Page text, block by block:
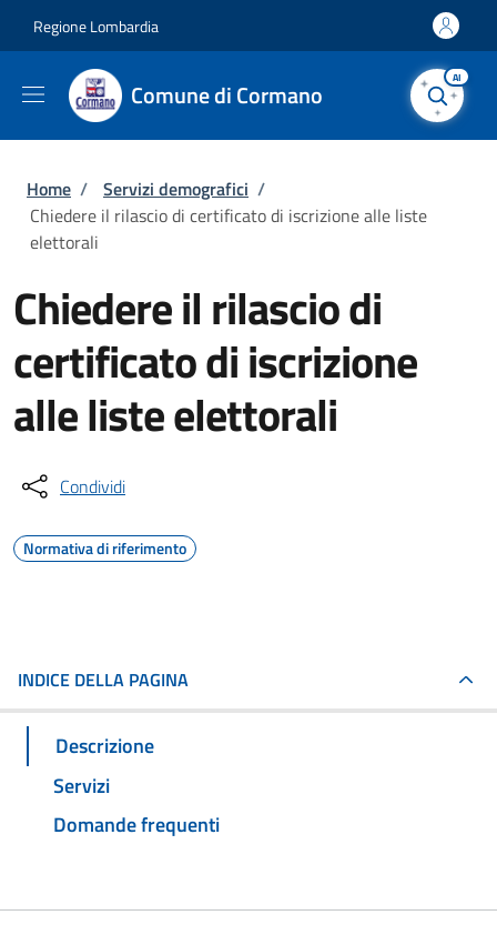
Regione Lombardia
Comune di Cormano
AI
Briciole di pane
Home / Servizi demografici /
Chiedere il rilascio di certificato di iscrizione alle liste
elettorali
Chiedere il rilascio di
certificato di iscrizione
alle liste elettorali
Condividi
Normativa di riferimento
INDICE DELLA PAGINA
Descrizione
Servizi
Domande frequenti